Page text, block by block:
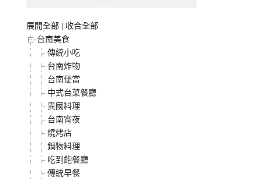
展開全部
收合全部
台南美食
傳統小吃
台南炸物
台南便當
中式台菜餐廳
異國料理
台南宵夜
燒烤店
鍋物料理
吃到飽餐廳
傳統早餐